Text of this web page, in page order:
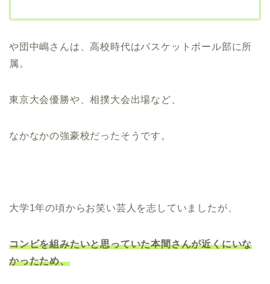
や団中嶋さんは、高校時代はバスケットボール部に所
属。
東京大会優勝や、相撲大会出場など、
なかなかの強豪校だったそうです。
大学1年の頃からお笑い芸人を志していましたが、
コンビを組みたいと思っていた本間さんが近くにいな
かったため、